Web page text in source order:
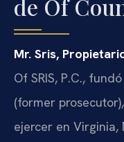
de Of
Mr. Sris,
Of SRIS, P.C.,
(former
ejercer en